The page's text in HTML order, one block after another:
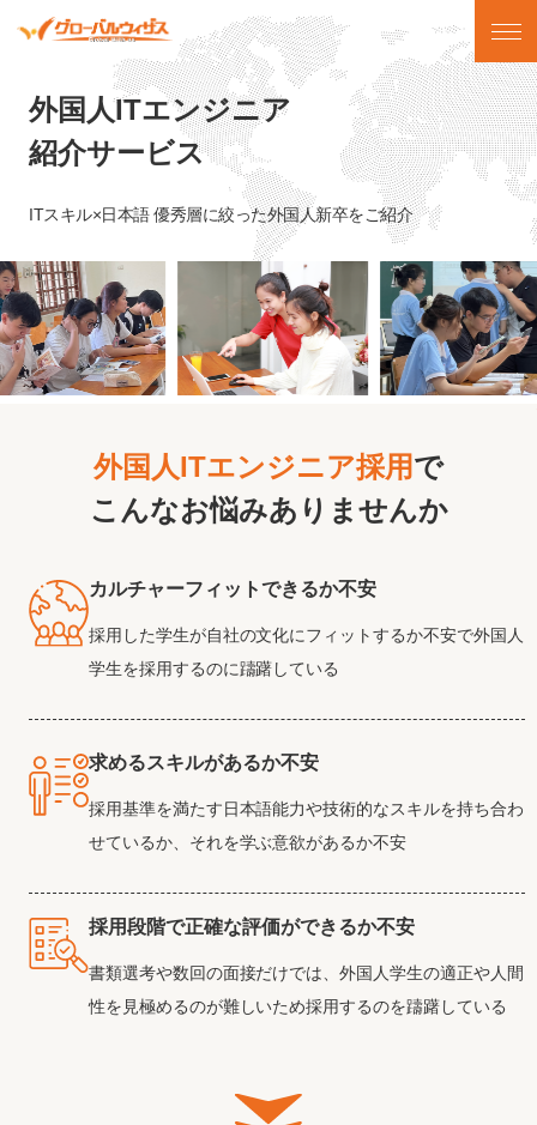
外国人ITエンジニア
紹介サービス
ITスキル×日本語 優秀層に絞った外国人新卒をご紹介
外国人ITエンジニア採用で
こんなお悩みありませんか
カルチャーフィットできるか不安
採用した学生が自社の文化にフィットするか不安で外国人
学生を採用するのに躊躇している
求めるスキルがあるか不安
採用基準を満たす日本語能力や技術的なスキルを持ち合わ
せているか、それを学ぶ意欲があるか不安
採用段階で正確な評価ができるか不安
書類選考や数回の面接だけでは、外国人学生の適正や人間
性を見極めるのが難しいため採用するのを躊躇している